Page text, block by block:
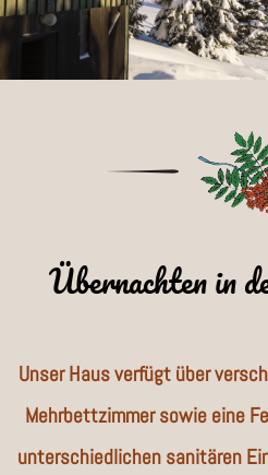
Übernachten in
Unser Haus verfügt über
Mehrbettzimmer sowie eine
unterschiedlichen sanitären